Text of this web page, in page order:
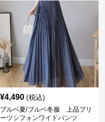
¥4,490 (税込)
ブルベ夏/ブルベ冬服 上品プリ
ーツシフォンワイドパンツ